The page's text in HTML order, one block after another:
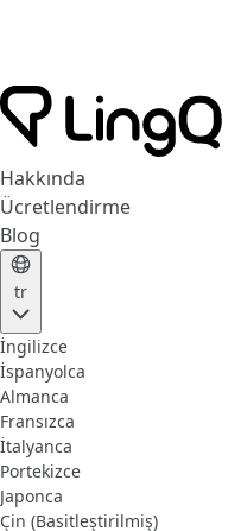
Hakkında
Ücretlendirme
Blog
tr
İngilizce
İspanyolca
Almanca
Fransızca
İtalyanca
Portekizce
Japonca
Çin (Basitleştirilmiş)